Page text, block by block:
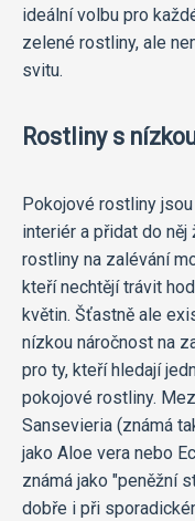
ideální volbu pro
zelené rostliny, ale
svitu.
Rostliny s
Pokojové rostliny
interiér a přidat do něj
rostliny na zalévání
kteří nechtějí trávit
květin. Šťastně ale
nízkou náročnost na
pro ty, kteří hledají
pokojové rostliny.
Sansevieria (známá
jako Aloe vera nebo
známá jako "peněžní
dobře i při